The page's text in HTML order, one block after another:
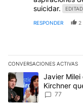
suicidar.
RESPONDER 2
CONVERSACIONES ACTIVAS
Este listado muestra
Un artículo deJavier Milei
Kirchner
77